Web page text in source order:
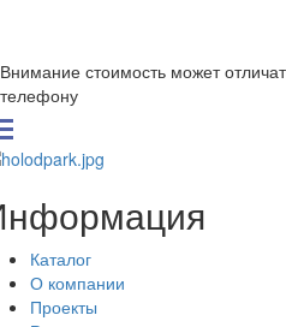
Внимание стоимость может
телефону
Каталог
О компании
Проекты